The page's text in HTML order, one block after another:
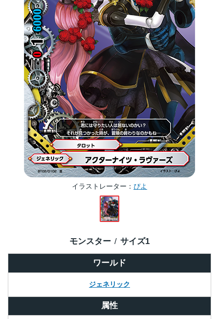
イラストレーター ぴよ
ワールド
ジェネリック
モンスター サイズ1
属性